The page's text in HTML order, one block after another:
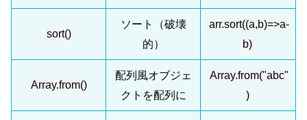
sort()
ソート（破壊
的）
arr.sort((a,b)=>a-
b)
Array.from()
配列風オブジェ
クトを配列に
Array.from("abc"
)